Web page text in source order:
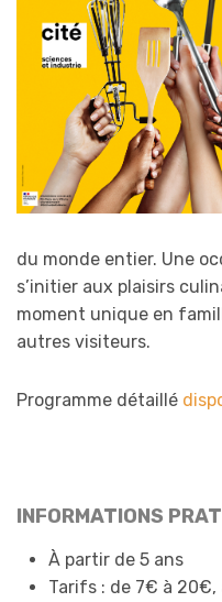
du monde entier. Une
s’initier aux plaisirs
moment unique en
autres visiteurs.
Programme détaillé
INFORMATIONS
À partir de 5 ans
Tarifs : de 7€ à